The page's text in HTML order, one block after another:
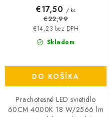
Skladom
€14,23 bez DPH
€17,50 / ks
€22,99
DO KOŠÍKA
Prachotesné LED svietidlo
60CM 4000K 18 W/2566 lm